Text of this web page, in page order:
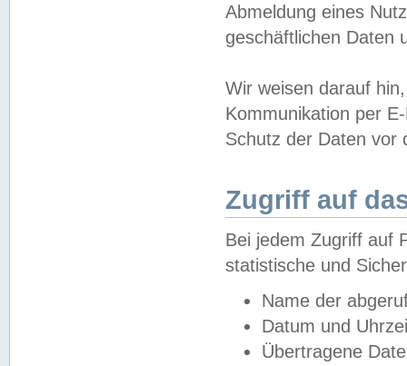
Abmeldung eines
geschäftlichen Daten
Wir weisen darauf
Kommunikation per
Schutz der Daten vor
Zugriff auf
Bei jedem Zugriff auf
statistische und
Name der
Datum und
Übertragene